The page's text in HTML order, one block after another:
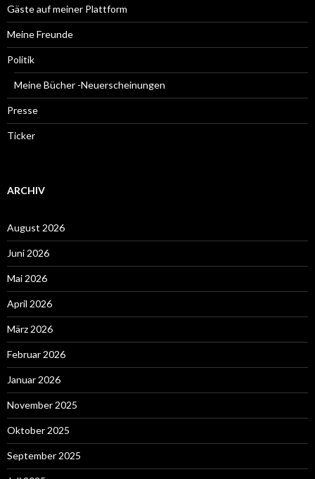
Gäste auf meiner Plattform
Meine Freunde
Politik
Meine Bücher -Neuerscheinungen
Presse
Ticker
ARCHIV
August 2026
Juni 2026
Mai 2026
April 2026
März 2026
Februar 2026
Januar 2026
November 2025
Oktober 2025
September 2025